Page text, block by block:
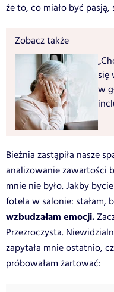
że to, co miało być pasją,
Zobacz także
się
w
Bieżnia zastąpiła nasze
analizowanie zawartości
mnie nie było. Jakby
fotela w salonie: stałam,
wzbudzałam emocji.
Przezroczysta.
zapytała mnie ostatnio,
próbowałam żartować: